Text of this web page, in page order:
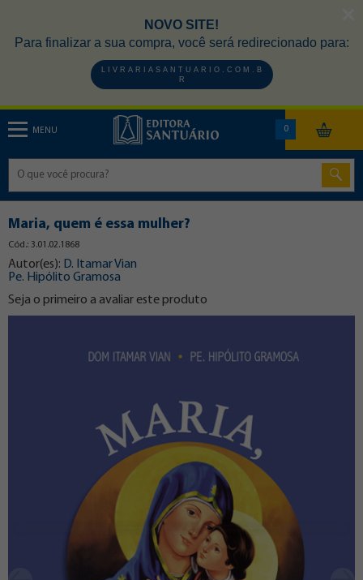
NOVO SITE!
Para finalizar a sua compra, você será redirecionado para:
L I V R A R I A S A N T U A R I O . C O M . B
R
MENU 0
Maria, quem é essa mulher?
Cód.: 3.01.02.1868
Autor(es): D. Itamar Vian
Pe. Hipólito Gramosa
Seja o primeiro a avaliar este produto